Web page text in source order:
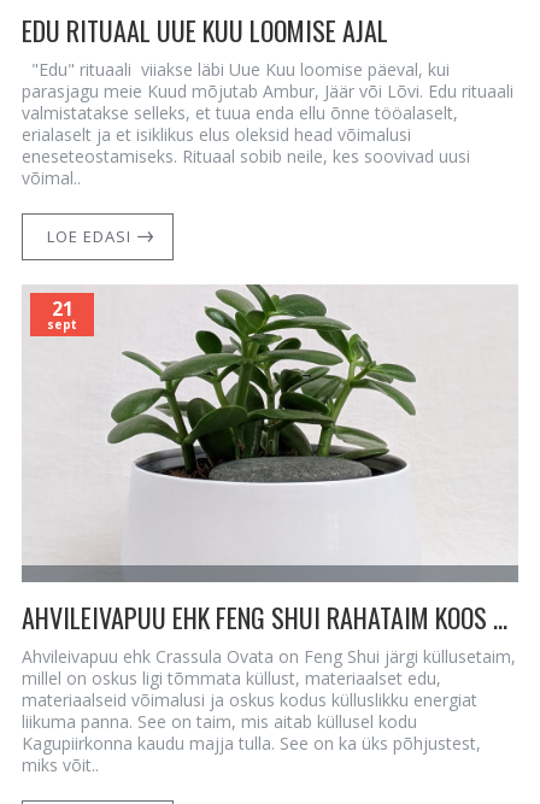
EDU RITUAAL UUE KUU LOOMISE AJAL
"Edu" rituaali viiakse läbi Uue Kuu loomise päeval, kui
parasjagu meie Kuud mõjutab Ambur, Jäär või Lõvi. Edu rituaali
valmistatakse selleks, et tuua enda ellu õnne tööalaselt,
erialaselt ja et isiklikus elus oleksid head võimalusi
eneseteostamiseks. Rituaal sobib neile, kes soovivad uusi
võimal..
LOE EDASI
21
sept
AHVILEIVAPUU EHK FENG SHUI RAHATAIM KOOS KRISTALLIDEGA
Ahvileivapuu ehk Crassula Ovata on Feng Shui järgi küllusetaim,
millel on oskus ligi tõmmata küllust, materiaalset edu,
materiaalseid võimalusi ja oskus kodus külluslikku energiat
liikuma panna. See on taim, mis aitab küllusel kodu
Kagupiirkonna kaudu majja tulla. See on ka üks põhjustest,
miks võit..